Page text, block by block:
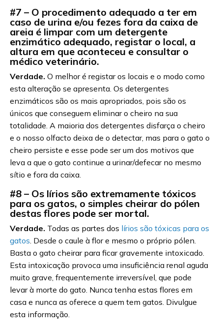
#7 – O procedimento adequado a ter em
caso de urina e/ou fezes fora da caixa de
areia é limpar com um detergente
enzimático adequado, registar o local, a
altura em que aconteceu e consultar o
médico veterinário.
Verdade. O melhor é registar os locais e o modo como
esta alteração se apresenta. Os detergentes
enzimáticos são os mais apropriados, pois são os
únicos que conseguem eliminar o cheiro na sua
totalidade. A maioria dos detergentes disfarça o cheiro
e o nosso olfacto deixa de o detectar, mas para o gato o
cheiro persiste e esse pode ser um dos motivos que
leva a que o gato continue a urinar/defecar no mesmo
sítio e fora da caixa.
#8 – Os lírios são extremamente tóxicos
para os gatos, o simples cheirar do pólen
destas flores pode ser mortal.
Verdade. Todas as partes dos lírios são tóxicas para os
gatos. Desde o caule à flor e mesmo o próprio pólen.
Basta o gato cheirar para ficar gravemente intoxicado.
Esta intoxicação provoca uma insuficiência renal aguda
muito grave, frequentemente irreversível, que pode
levar à morte do gato. Nunca tenha estas flores em
casa e nunca as oferece a quem tem gatos. Divulgue
esta informação.